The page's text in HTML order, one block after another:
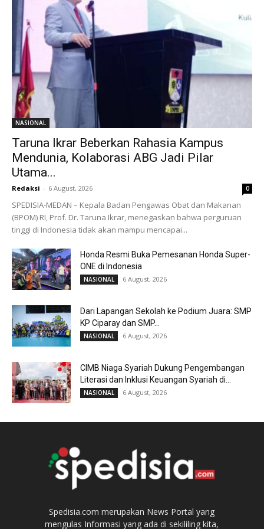
NASIONAL
Taruna Ikrar Beberkan Rahasia Kampus
Mendunia, Kolaborasi ABG Jadi Pilar
Utama...
Redaksi - 6 August, 2026 0
SPEDISIA-MEDAN – Kepala Badan Pengawas Obat dan Makanan
(BPOM) RI, Prof. Dr. Taruna Ikrar, menegaskan bahwa perguruan
tinggi di Indonesia tidak akan mampu mencapai...
Honda Resmi Buka Pemesanan Honda Super-
ONE di Indonesia
NASIONAL 6 August, 2026
Dari Lapangan Sekolah ke Podium Juara: SMP
KP Ciparay dan SMP...
NASIONAL 6 August, 2026
CIMB Niaga Syariah Dukung Pengembangan
Literasi dan Inklusi Keuangan Syariah di...
NASIONAL 6 August, 2026
Spedisia.com merupakan News Portal yang
mengulas Informasi yang ada di sekililing kita,